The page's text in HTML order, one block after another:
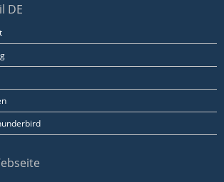
DE